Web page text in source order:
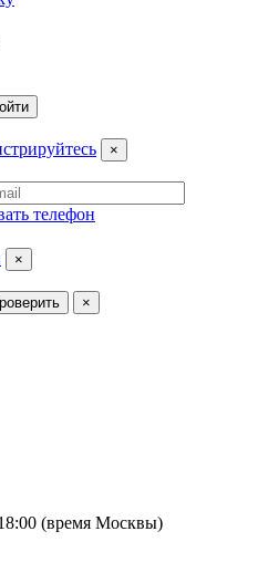
×
телефон
×
×
(время Москвы)